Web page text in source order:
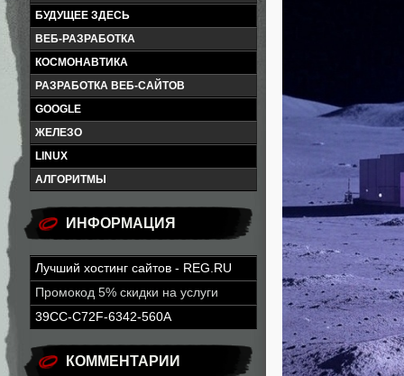
БУДУЩЕЕ ЗДЕСЬ
ВЕБ-РАЗРАБОТКА
КОСМОНАВТИКА
РАЗРАБОТКА ВЕБ-САЙТОВ
GOOGLE
ЖЕЛЕЗО
LINUX
АЛГОРИТМЫ
ИНФОРМАЦИЯ
Лучший хостинг сайтов - REG.RU
Промокод 5% скидки на услуги
39CC-C72F-6342-560A
КОММЕНТАРИИ